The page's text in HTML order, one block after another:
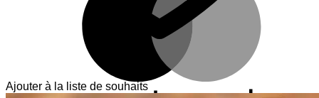
Ajouter à la liste de souhaits